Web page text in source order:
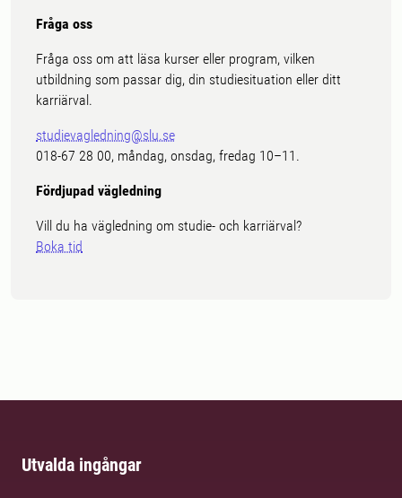
Fråga oss
Fråga oss om att läsa kurser eller program, vilken
utbildning som passar dig, din studiesituation eller ditt
karriärval.
studievagledning@slu.se
018-67 28 00, måndag, onsdag, fredag 10–11.
Fördjupad vägledning
Vill du ha vägledning om studie- och karriärval?
Boka tid
Utvalda ingångar